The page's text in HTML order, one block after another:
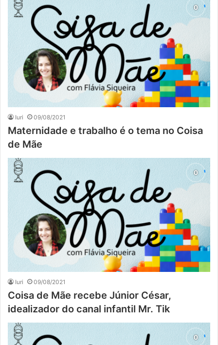
Iuri 09/08/2021
Maternidade e trabalho é o tema no Coisa
de Mãe
Iuri 09/08/2021
Coisa de Mãe recebe Júnior César,
idealizador do canal infantil Mr. Tik